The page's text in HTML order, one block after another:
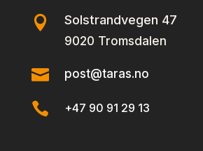
 Solstrandvegen 47
9020 Tromsdalen
 post@taras.no
 +47 90 91 29 13